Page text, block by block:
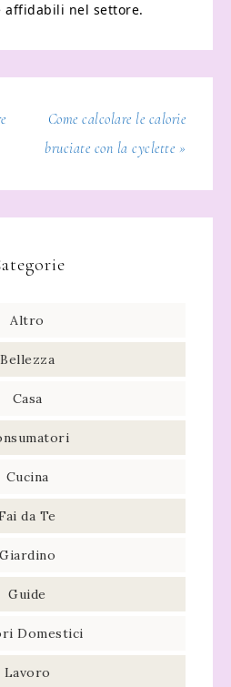
affidabili nel settore.
Come calcolare le calorie
bruciate con la cyclette »
Altro
Bellezza
Casa
Cucina
da Te
Giardino
Guide
Domestici
Lavoro